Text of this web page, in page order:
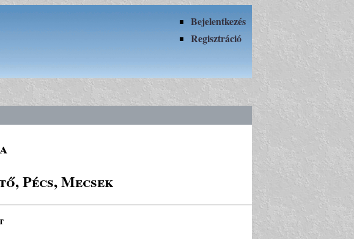
Bejelentkezés
Regisztráció
Pécs, Mecsek